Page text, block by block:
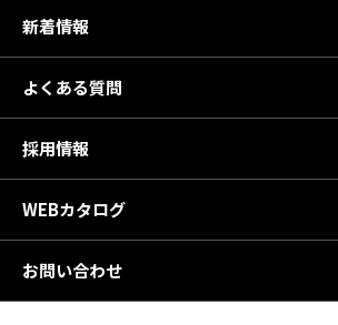
新着情報
よくある質問
採用情報
WEBカタログ
お問い合わせ